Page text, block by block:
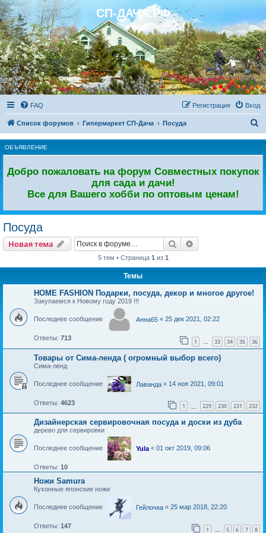
Регистрация СП-ДАЧА.РФ
FAQ Вход
Регистрация
Список форумов Гипермаркет СП-Дача Посуда
ОБЪЯВЛЕНИЕ
Добро пожаловать на форум Совместных покупок
для сада и дачи!
Все для Вашего хобби по оптовым ценам!
Посуда
Новая тема
Новаятема Поиск
5 тем • Страница 1 из 1
Темы
HOME FASHION Подарки, посуда, декор и многое другое!
Закупаемся к Новому году 2019 !!!
Последнее сообщение Анна65 « 25 дек 2021, 02:22
Ответы: 713 1 … 33 34 35 36
Товары от Сима-ленда ( огромный выбор всего)
Сима-ленд
Последнее сообщение Лаванда « 14 ноя 2021, 09:01
Ответы: 4623 1 229 230 231 232
Дизайнерская сервировочная посуда и доски из дуба
дерево для сервировки
Последнее сообщение Yula « 01 окт 2019, 09:06
Ответы: 10
Ножи Samura
Кухонные японские ножи
Последнее сообщение Гейлочка « 25 мар 2018, 22:20
Ответы: 147 1 … 5 6 7 8